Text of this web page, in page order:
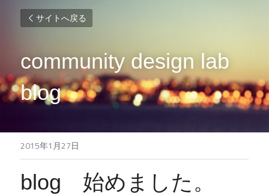
サイトへ戻る
community design lab
blog
2015年1月27日
blog　始めました。